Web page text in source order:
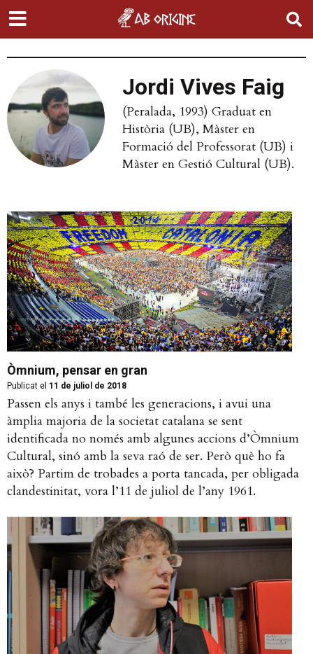
Jordi Vives Faig
(Peralada, 1993) Graduat en
Història (UB), Màster en
Formació del Professorat (UB) i
Màster en Gestió Cultural (UB).
Òmnium, pensar en gran
Publicat el 11 de juliol de 2018
Passen els anys i també les generacions, i avui una
àmplia majoria de la societat catalana se sent
identificada no només amb algunes accions d’Òmnium
Cultural, sinó amb la seva raó de ser. Però què ho fa
això? Partim de trobades a porta tancada, per obligada
clandestinitat, vora l’11 de juliol de l’any 1961.